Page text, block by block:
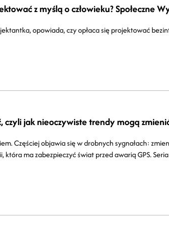
z myślą o człowieku? Społeczne
opowiada, czy opłaca się projektować
czyli jak nieoczywiste trendy mogą
Częściej objawia się w drobnych sygnałach:
która ma zabezpieczyć świat przed awarią GPS.